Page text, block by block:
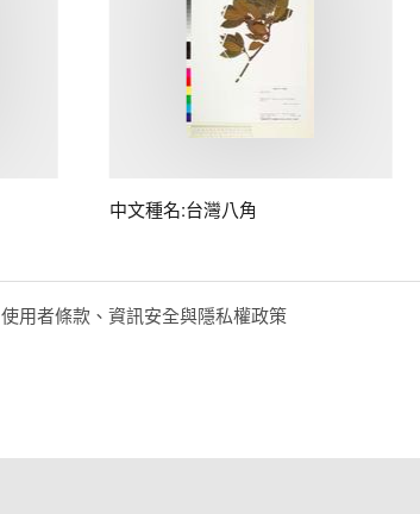
中文種名:台灣八角
使用者條款、資訊安全與隱私權政策